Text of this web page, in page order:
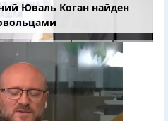
Юваль Коган найден